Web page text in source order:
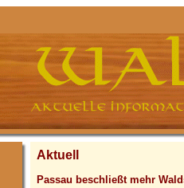
Aktuell
Passau beschließt mehr